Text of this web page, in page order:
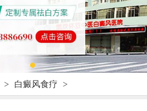
> 白癜风食疗 >